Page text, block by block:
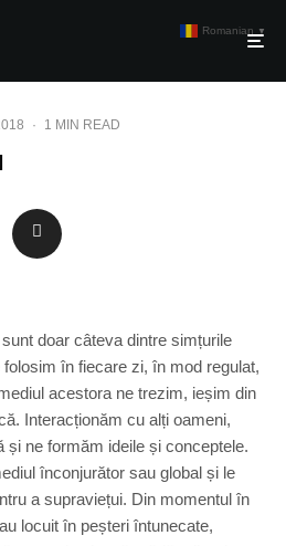
· 1 MIN READ
doar câteva dintre simțurile
în fiecare zi, în mod regulat,
acestora ne trezim, ieșim din
Interacționăm cu alți oameni,
și ne formăm ideile și conceptele.
înconjurător sau global și le
a supraviețui. Din momentul în
locuit în peșteri întunecate,
Romanian ▼